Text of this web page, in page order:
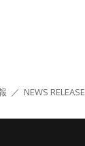
／ NEWS RELEASE